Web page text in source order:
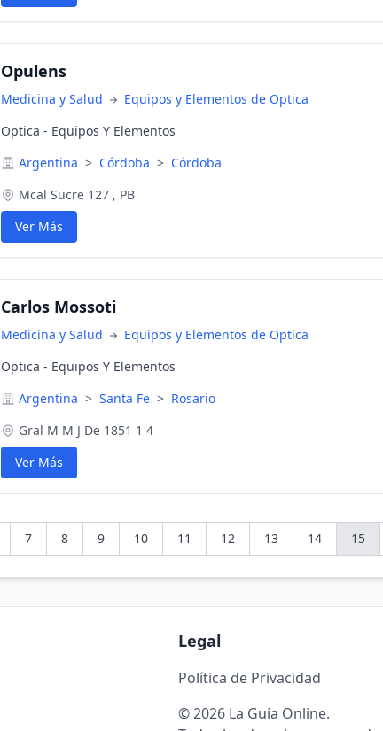
Opulens
Medicina y Salud
Equipos y Elementos de Optica
Optica - Equipos Y Elementos
Argentina > Córdoba > Córdoba
Mcal Sucre 127 , PB
Ver Más
Carlos Mossoti
Medicina y Salud
Equipos y Elementos de Optica
Optica - Equipos Y Elementos
Argentina > Santa Fe > Rosario
Gral M M J De 1851 1 4
Ver Más
7 8 9 10 11 12 13 14 15
Legal
Política de Privacidad
© 2026 La Guía Online.